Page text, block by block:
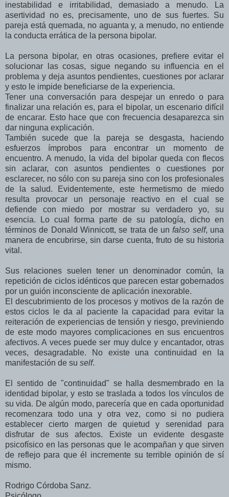
inestabilidad e irritabilidad, demasiado a menudo. La
asertividad no es, precisamente, uno de sus fuertes. Su
pareja está quemada, no aguanta y, a menudo, no entiende
la conducta errática de la persona bipolar.
La persona bipolar, en otras ocasiones, prefiere evitar el
solucionar las cosas, sigue negando su influencia en el
problema y deja asuntos pendientes, cuestiones por aclarar
y esto le impide beneficiarse de la experiencia.
Tener una conversación para despejar un enredo o para
finalizar una relación es, para el bipolar, un escenario difícil
de encarar. Esto hace que con frecuencia desaparezca sin
dar ninguna explicación.
También sucede que la pareja se desgasta, haciendo
esfuerzos ímprobos para encontrar un momento de
encuentro. A menudo, la vida del bipolar queda con flecos
sin aclarar, con asuntos pendientes o cuestiones por
esclarecer, no sólo con su pareja sino con los profesionales
de la salud. Evidentemente, este hermetismo de miedo
resulta provocar un personaje reactivo en el cual se
defiende con miedo por mostrar su verdadero yo, su
esencia. Lo cual forma parte de su patología, dicho en
términos de Donald Winnicott, se trata de unfalso self, una
manera de encubrirse, sin darse cuenta, fruto de su historia
vital.
Sus relaciones suelen tener un denominador común, la
repetición de ciclos idénticos que parecen estar gobernados
por un guión inconsciente de aplicación inexorable.
El descubrimiento de los procesos y motivos de la razón de
estos ciclos le da al paciente la capacidad para evitar la
reiteración de experiencias de tensión y riesgo, previniendo
de este modo mayores complicaciones en sus encuentros
afectivos. A veces puede ser muy dulce y encantador, otras
veces, desagradable. No existe una continuidad en la
manifestación de su self.
El sentido de "continuidad" se halla desmembrado en la
identidad bipolar, y esto se traslada a todos los vínculos de
su vida. De algún modo, parecería que en cada oportunidad
recomenzara todo una y otra vez, como si no pudiera
establecer cierto margen de quietud y serenidad para
disfrutar de sus afectos. Existe un evidente desgaste
psicofísico en las personas que le acompañan y que sirven
de reflejo para que él incremente su terrible opinión de sí
mismo.
Rodrigo Córdoba Sanz.